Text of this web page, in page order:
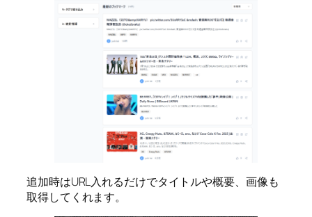
追加時はURL入れるだけでタイトルや概要、画像も
取得してくれます。